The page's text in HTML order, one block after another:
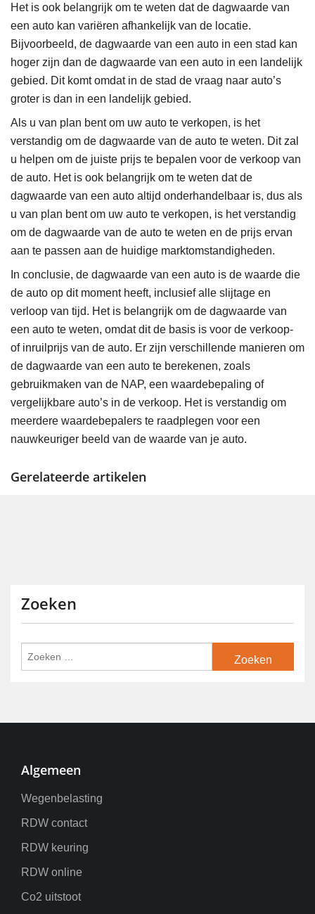
Het is ook belangrijk om te weten dat de dagwaarde van
een auto kan variëren afhankelijk van de locatie.
Bijvoorbeeld, de dagwaarde van een auto in een stad kan
hoger zijn dan de dagwaarde van een auto in een landelijk
gebied. Dit komt omdat in de stad de vraag naar auto’s
groter is dan in een landelijk gebied.
Als u van plan bent om uw auto te verkopen, is het
verstandig om de dagwaarde van de auto te weten. Dit zal
u helpen om de juiste prijs te bepalen voor de verkoop van
de auto. Het is ook belangrijk om te weten dat de
dagwaarde van een auto altijd onderhandelbaar is, dus als
u van plan bent om uw auto te verkopen, is het verstandig
om de dagwaarde van de auto te weten en de prijs ervan
aan te passen aan de huidige marktomstandigheden.
In conclusie, de dagwaarde van een auto is de waarde die
de auto op dit moment heeft, inclusief alle slijtage en
verloop van tijd. Het is belangrijk om de dagwaarde van
een auto te weten, omdat dit de basis is voor de verkoop-
of inruilprijs van de auto. Er zijn verschillende manieren om
de dagwaarde van een auto te berekenen, zoals
gebruikmaken van de NAP, een waardebepaling of
vergelijkbare auto’s in de verkoop. Het is verstandig om
meerdere waardebepalers te raadplegen voor een
nauwkeuriger beeld van de waarde van je auto.
Gerelateerde artikelen
Zoeken
Algemeen
Wegenbelasting
RDW contact
RDW keuring
RDW online
Co2 uitstoot